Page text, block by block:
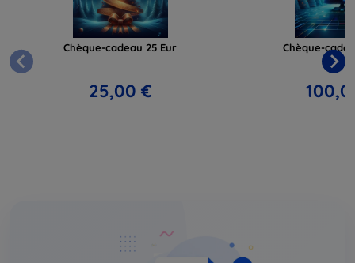
Chèque-cadeau 25 Eur
25,00 €
Chèque-